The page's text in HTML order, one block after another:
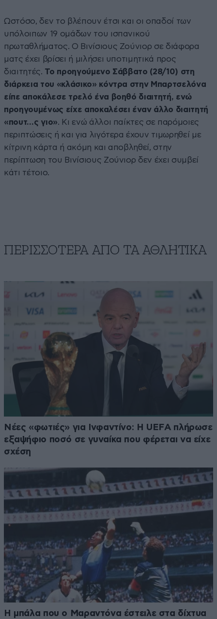
Ωστόσο, δεν το βλέπουν έτσι και οι οπαδοί των
υπόλοιπων 19 ομάδων του ισπανικού
πρωταθλήματος. Ο Βινίσιους Ζούνιορ σε διάφορα
ματς έχει βρίσει ή μιλήσει υποτιμητικά προς
διαιτητές. Το προηγούμενο Σάββατο (28/10) στη
διάρκεια του «κλάσικο» κόντρα στην Μπαρτσελόνα
είπε αποκάλεσε τρελό ένα βοηθό διαιτητή, ενώ
προηγουμένως είχε αποκαλέσει έναν άλλο διαιτητή
«πουτ…ς γιο». Κι ενώ άλλοι παίκτες σε παρόμοιες
περιπτώσεις ή και για λιγότερα έχουν τιμωρηθεί με
κίτρινη κάρτα ή ακόμη και αποβληθεί, στην
περίπτωση του Βινίσιους Ζούνιορ δεν έχει συμβεί
κάτι τέτοιο.
ΠΕΡΙΣΣΟΤΕΡΑ ΑΠΟ ΤA ΑΘΛΗΤΙΚΑ
Νέες «φωτιές» για Ινφαντίνο: Η UEFA πλήρωσε
εξαψήφιο ποσό σε γυναίκα που φέρεται να είχε
σχέση
Η μπάλα που ο Μαραντόνα έστειλε στα δίχτυα